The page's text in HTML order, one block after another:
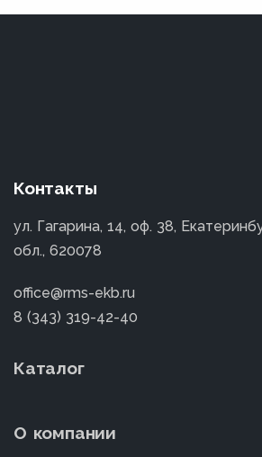
Контакты
ул. Гагарина, 14, оф. 38,
обл., 620078
office@rms-ekb.ru
8 (343) 319-42-40
Каталог
О компании